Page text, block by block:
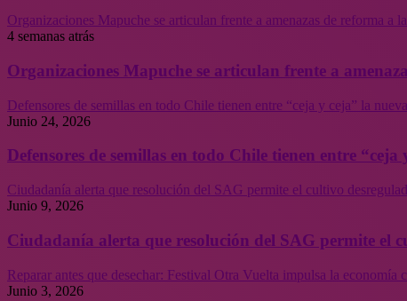
Organizaciones Mapuche se articulan frente a amenazas de reforma a
4 semanas atrás
Organizaciones Mapuche se articulan frente a
Defensores de semillas en todo Chile tienen entre “ceja y ceja” la
Junio 24, 2026
Defensores de semillas en todo Chile tienen entre
Ciudadanía alerta que resolución del SAG permite el cultivo
Junio 9, 2026
Ciudadanía alerta que resolución del SAG permite el
Reparar antes que desechar: Festival Otra Vuelta impulsa la economía
Junio 3, 2026